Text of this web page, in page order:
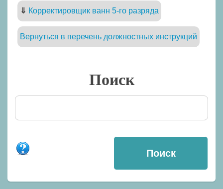
⇓ Корректировщик ванн 5-го разряда
Вернуться в перечень должностных инструкций
Поиск